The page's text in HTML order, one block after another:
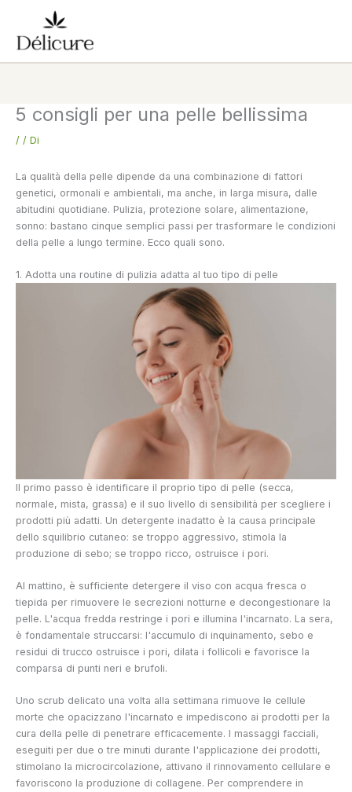
contenuto
5 consigli per una pelle bellissima
/ / Di
La qualità della pelle dipende da una combinazione di fattori
genetici, ormonali e ambientali, ma anche, in larga misura, dalle
abitudini quotidiane. Pulizia, protezione solare, alimentazione,
sonno: bastano cinque semplici passi per trasformare le condizioni
della pelle a lungo termine. Ecco quali sono.
1. Adotta una routine di pulizia adatta al tuo tipo di pelle
Il primo passo è identificare il proprio tipo di pelle (secca,
normale, mista, grassa) e il suo livello di sensibilità per scegliere i
prodotti più adatti. Un detergente inadatto è la causa principale
dello squilibrio cutaneo: se troppo aggressivo, stimola la
produzione di sebo; se troppo ricco, ostruisce i pori.
Al mattino, è sufficiente detergere il viso con acqua fresca o
tiepida per rimuovere le secrezioni notturne e decongestionare la
pelle. L'acqua fredda restringe i pori e illumina l'incarnato. La sera,
è fondamentale struccarsi: l'accumulo di inquinamento, sebo e
residui di trucco ostruisce i pori, dilata i follicoli e favorisce la
comparsa di punti neri e brufoli.
Uno scrub delicato una volta alla settimana rimuove le cellule
morte che opacizzano l'incarnato e impediscono ai prodotti per la
cura della pelle di penetrare efficacemente. I massaggi facciali,
eseguiti per due o tre minuti durante l'applicazione dei prodotti,
stimolano la microcircolazione, attivano il rinnovamento cellulare e
favoriscono la produzione di collagene. Per comprendere in